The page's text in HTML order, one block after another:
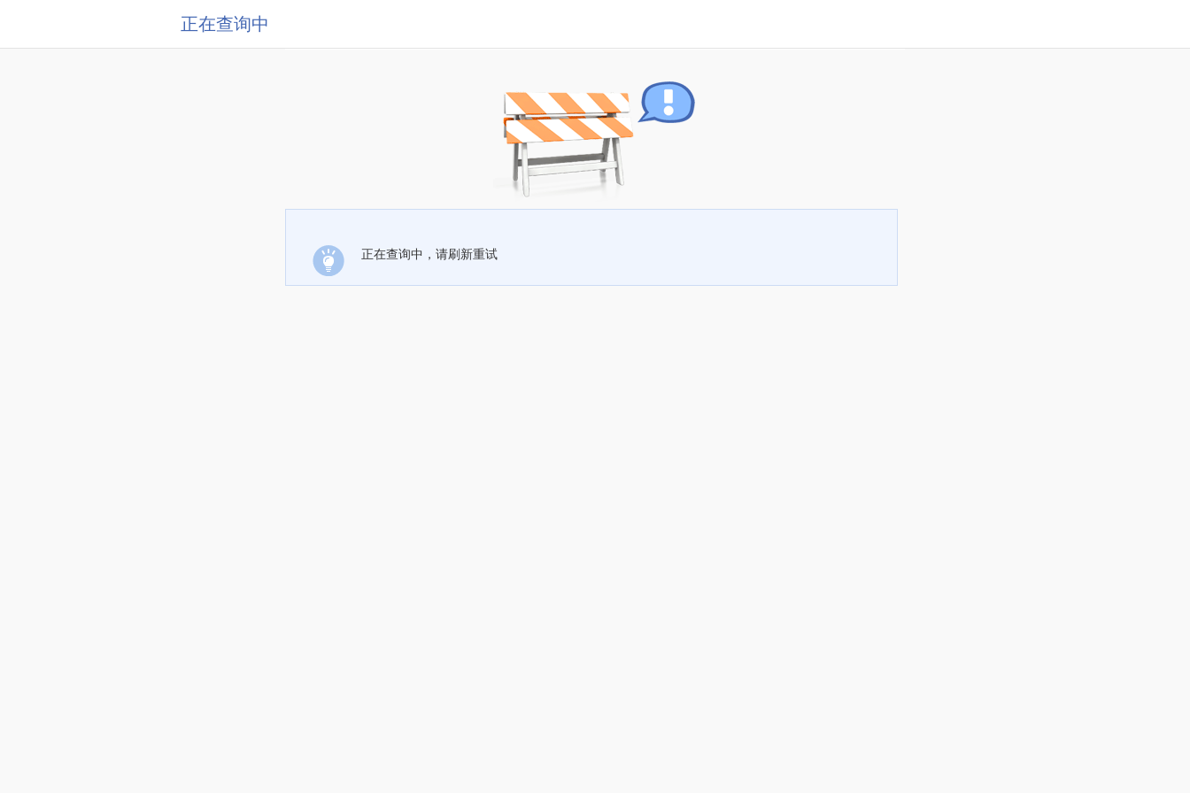
正在查询中
正在查询中，请刷新重试